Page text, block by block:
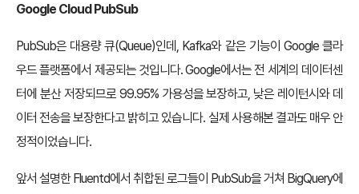
Google Cloud PubSub
PubSub은 대용량 큐(Queue)인데, Kafka와 같은 기능이 Google 클라
우드 플랫폼에서 제공되는 것입니다. Google에서는 전 세계의 데이터센
터에 분산 저장되므로 99.95% 가용성을 보장하고, 낮은 레이턴시와 데
이터 전송을 보장한다고 밝히고 있습니다. 실제 사용해본 결과도 매우 안
정적이었습니다.
앞서 설명한 Fluentd에서 취합된 로그들이 PubSub을 거쳐 BigQuery에